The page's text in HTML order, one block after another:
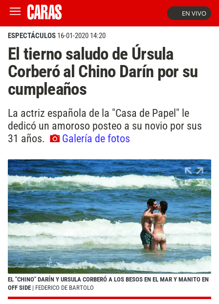
EN VIVO
ESPECTÁCULOS 16-01-2020 14:20
El tierno saludo de Úrsula
Corberó al Chino Darín por su
cumpleaños
La actriz española de la "Casa de Papel" le
dedicó un amoroso posteo a su novio por sus
31 años.
Galería de fotos
EL "CHINO" DARÍN Y URSULA CORBERÓ A LOS BESOS EN EL MAR Y MANITO EN
OFF SIDE | FEDERICO DE BARTOLO